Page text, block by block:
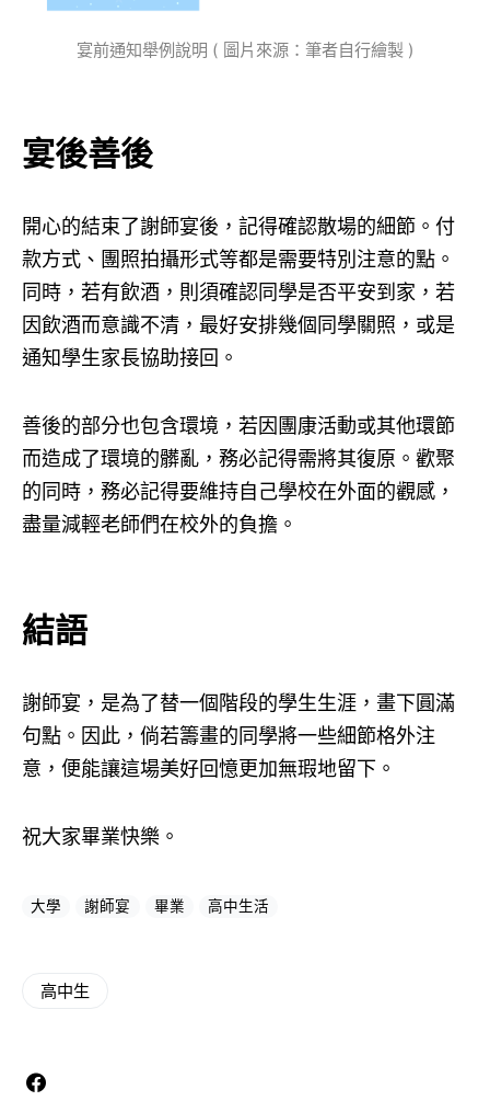
宴前通知舉例說明 ( 圖片來源：筆者自行繪製 )
宴後善後
開心的結束了謝師宴後，記得確認散場的細節。付
款方式、團照拍攝形式等都是需要特別注意的點。
同時，若有飲酒，則須確認同學是否平安到家，若
因飲酒而意識不清，最好安排幾個同學關照，或是
通知學生家長協助接回。
善後的部分也包含環境，若因團康活動或其他環節
而造成了環境的髒亂，務必記得需將其復原。歡聚
的同時，務必記得要維持自己學校在外面的觀感，
盡量減輕老師們在校外的負擔。
結語
謝師宴，是為了替一個階段的學生生涯，畫下圓滿
句點。因此，倘若籌畫的同學將一些細節格外注
意，便能讓這場美好回憶更加無瑕地留下。
祝大家畢業快樂。
大學 謝師宴 畢業 高中生活
高中生